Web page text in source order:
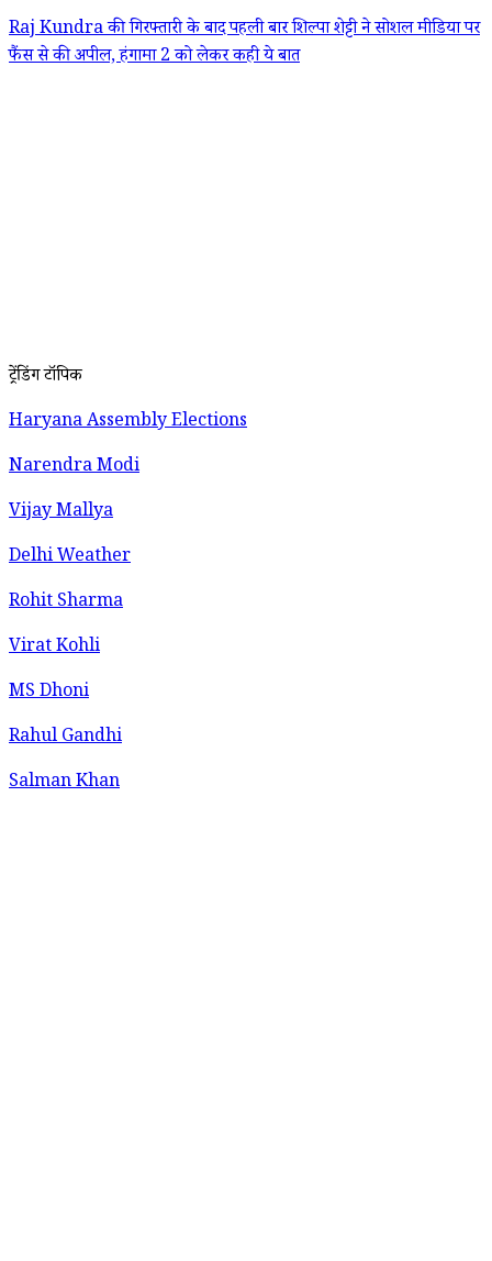
Raj Kundra की गिरफ्तारी के बाद पहली बार शिल्पा शेट्टी ने सोशल मीडिया पर
फैंस से की अपील, हंगामा 2 को लेकर कही ये बात
ट्रेंडिंग टॉपिक
Haryana Assembly Elections
Narendra Modi
Vijay Mallya
Delhi Weather
Rohit Sharma
Virat Kohli
MS Dhoni
Rahul Gandhi
Salman Khan